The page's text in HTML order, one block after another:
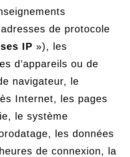
de protocole
IP »), les
d’appareils ou de
navigateur, le
Internet, les pages
le système
les données
de connexion, la